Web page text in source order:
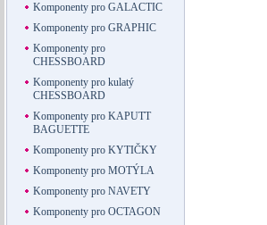
Komponenty pro GALACTIC
Komponenty pro GRAPHIC
Komponenty pro
CHESSBOARD
Komponenty pro kulatý
CHESSBOARD
Komponenty pro KAPUTT
BAGUETTE
Komponenty pro KYTIČKY
Komponenty pro MOTÝLA
Komponenty pro NAVETY
Komponenty pro OCTAGON